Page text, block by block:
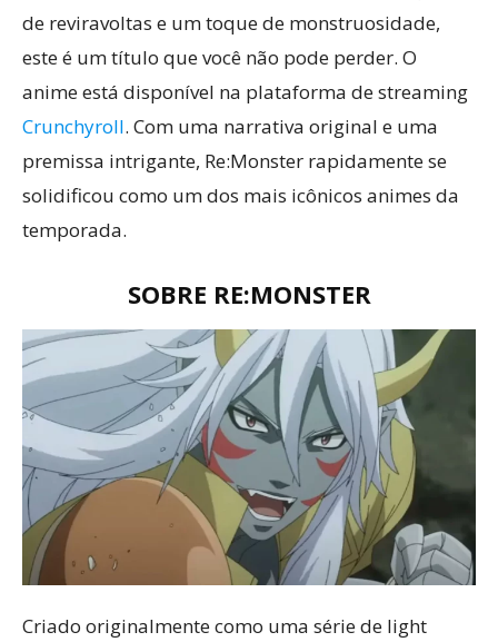
de reviravoltas e um toque de monstruosidade,
este é um título que você não pode perder. O
anime está disponível na plataforma de streaming
Crunchyroll. Com uma narrativa original e uma
premissa intrigante, Re:Monster rapidamente se
solidificou como um dos mais icônicos animes da
temporada.
SOBRE RE:MONSTER
Criado originalmente como uma série de light